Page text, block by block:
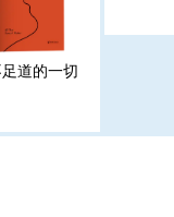
道的一切